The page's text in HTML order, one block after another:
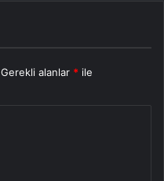
Gerekli alanlar * ile